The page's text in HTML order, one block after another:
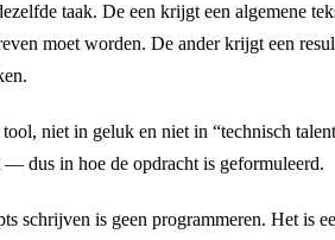
taak. De een krijgt een algemene
moet worden. De ander krijgt een
niet in geluk en niet in “technisch
— dus in hoe de opdracht is geformuleerd.
schrijven is geen programmeren. Het is